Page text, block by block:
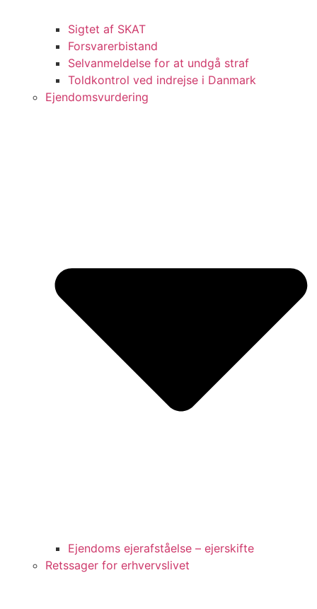
Sigtet af SKAT
Forsvarerbistand
Selvanmeldelse for at undgå straf
Toldkontrol ved indrejse i Danmark
Ejendomsvurdering
Ejendoms ejerafståelse – ejerskifte
Retssager for erhvervslivet